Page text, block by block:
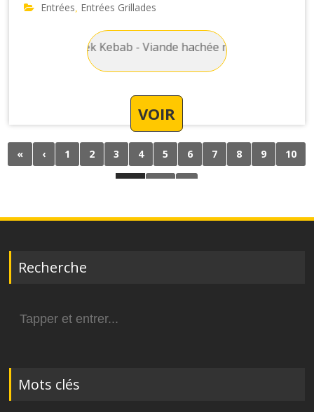
Entrées Entrées Grillades
: Seek Kebab - Viande hachée mélangée aux épices
VOIR
« ‹ 1 2 3 4 5 6 7 8 9 10
Recherche
for:
Mots clés